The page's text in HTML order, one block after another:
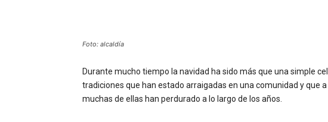
Foto: alcaldía
Durante mucho tiempo la navidad ha sido más que una simple
tradiciones que han estado arraigadas en una comunidad y que
muchas de ellas han perdurado a lo largo de los años.